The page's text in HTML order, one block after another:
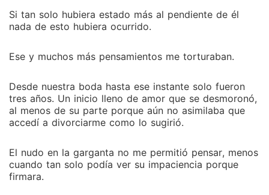
secretos más íntimos.
Si tan solo hubiera estado más al pendiente de él
nada de esto hubiera ocurrido.
Ese y muchos más pensamientos me torturaban.
Desde nuestra boda hasta ese instante solo fueron
tres años. Un inicio lleno de amor que se desmoronó,
al menos de su parte porque aún no asimilaba que
accedí a divorciarme como lo sugirió.
El nudo en la garganta no me permitió pensar, menos
cuando tan solo podía ver su impaciencia porque
firmara.